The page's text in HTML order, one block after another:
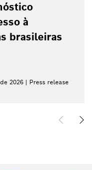
à
brasileiras
2026 | Press release